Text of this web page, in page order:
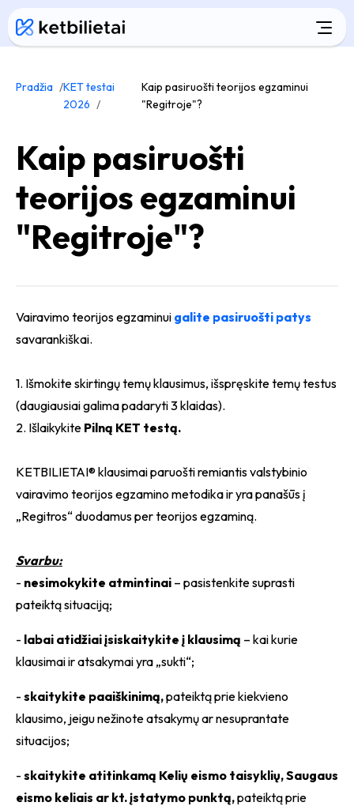
Pradžia
KET testai
2026
Kaip pasiruošti teorijos egzaminui
"Regitroje"?
Kaip pasiruošti
teorijos egzaminui
"Regitroje"?
Vairavimo teorijos egzaminui galite pasiruošti patys
savarankiškai.
1. Išmokite skirtingų temų klausimus, išspręskite temų testus
(daugiausiai galima padaryti 3 klaidas).
2. Išlaikykite Pilną KET testą.
KETBILIETAI® klausimai paruošti remiantis valstybinio
vairavimo teorijos egzamino metodika ir yra panašūs į
„Regitros“ duodamus per teorijos egzaminą.
Svarbu:
- nesimokykite atmintinai – pasistenkite suprasti
pateiktą situaciją;
- labai atidžiai įsiskaitykite į klausimą – kai kurie
klausimai ir atsakymai yra „sukti“;
- skaitykite paaiškinimą,pateiktą prie kiekvieno
klausimo, jeigu nežinote atsakymų ar nesuprantate
situacijos;
- skaitykite atitinkamą Kelių eismo taisyklių, Saugaus
eismo keliais ar kt. įstatymo punktą,pateiktą prie